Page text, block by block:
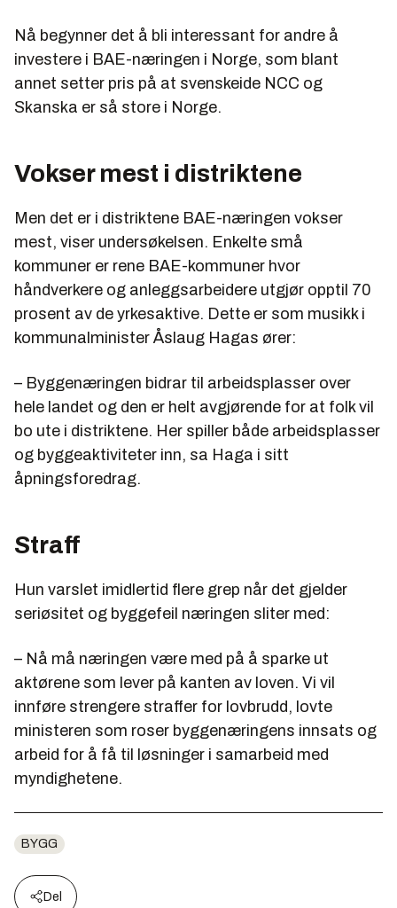
Nå begynner det å bli interessant for andre å
investere i BAE-næringen i Norge, som blant
annet setter pris på at svenskeide NCC og
Skanska er så store i Norge.
Vokser mest i distriktene
Men det er i distriktene BAE-næringen vokser
mest, viser undersøkelsen. Enkelte små
kommuner er rene BAE-kommuner hvor
håndverkere og anleggsarbeidere utgjør opptil 70
prosent av de yrkesaktive. Dette er som musikk i
kommunalminister Åslaug Hagas ører:
– Byggenæringen bidrar til arbeidsplasser over
hele landet og den er helt avgjørende for at folk vil
bo ute i distriktene. Her spiller både arbeidsplasser
og byggeaktiviteter inn, sa Haga i sitt
åpningsforedrag.
Straff
Hun varslet imidlertid flere grep når det gjelder
seriøsitet og byggefeil næringen sliter med:
– Nå må næringen være med på å sparke ut
aktørene som lever på kanten av loven. Vi vil
innføre strengere straffer for lovbrudd, lovte
ministeren som roser byggenæringens innsats og
arbeid for å få til løsninger i samarbeid med
myndighetene.
BYGG
Del